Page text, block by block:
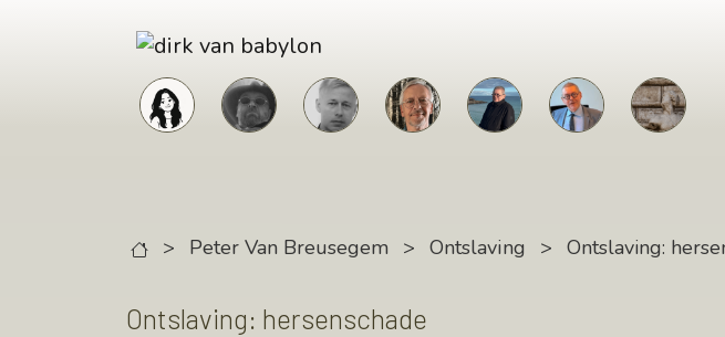
> Peter Van Breusegem > Ontslaving > Ontslaving:
Ontslaving: hersenschade